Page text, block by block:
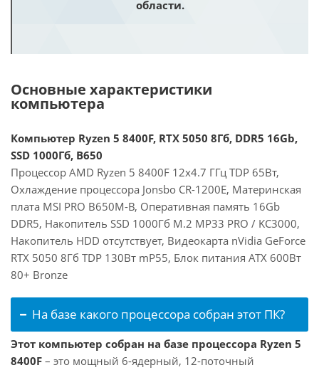
области.
Основные характеристики
компьютера
Компьютер Ryzen 5 8400F, RTX 5050 8Гб, DDR5 16Gb,
SSD 1000Гб, B650
Процессор AMD Ryzen 5 8400F 12x4.7 ГГц TDP 65Вт,
Охлаждение процессора Jonsbo CR-1200E, Материнская
плата MSI PRO B650M-B, Оперативная память 16Gb
DDR5, Накопитель SSD 1000Гб M.2 MP33 PRO / KC3000,
Накопитель HDD отсутствует, Видеокарта nVidia GeForce
RTX 5050 8Гб TDP 130Вт mP55, Блок питания ATX 600Вт
80+ Bronze
На базе какого процессора собран этот ПК?
Этот компьютер собран на базе процессора Ryzen 5
8400F – это мощный 6-ядерный, 12-поточный